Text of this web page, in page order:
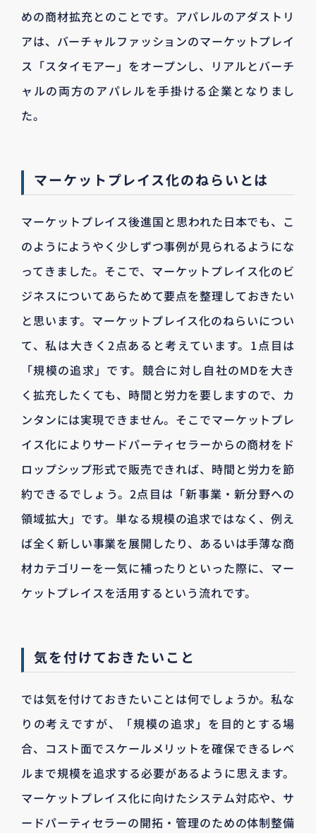
めの商材拡充とのことです。アパレルのアダストリ
アは、バーチャルファッションのマーケットプレイ
ス「スタイモアー」をオープンし、リアルとバーチ
ャルの両方のアパレルを手掛ける企業となりまし
た。
マーケットプレイス化のねらいとは
マーケットプレイス後進国と思われた日本でも、こ
のようにようやく少しずつ事例が見られるようにな
ってきました。そこで、マーケットプレイス化のビ
ジネスについてあらためて要点を整理しておきたい
と思います。マーケットプレイス化のねらいについ
て、私は大きく2点あると考えています。1点目は
「規模の追求」です。競合に対し自社のMDを大き
く拡充したくても、時間と労力を要しますので、カ
ンタンには実現できません。そこでマーケットプレ
イス化によりサードパーティセラーからの商材をド
ロップシップ形式で販売できれば、時間と労力を節
約できるでしょう。2点目は「新事業・新分野への
領域拡大」です。単なる規模の追求ではなく、例え
ば全く新しい事業を展開したり、あるいは手薄な商
材カテゴリーを一気に補ったりといった際に、マー
ケットプレイスを活用するという流れです。
気を付けておきたいこと
では気を付けておきたいことは何でしょうか。私な
りの考えですが、「規模の追求」を目的とする場
合、コスト面でスケールメリットを確保できるレベ
ルまで規模を追求する必要があるように思えます。
マーケットプレイス化に向けたシステム対応や、サ
ードパーティセラーの開拓・管理のための体制整備